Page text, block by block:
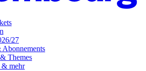
27
Abonnements
Themes
& mehr